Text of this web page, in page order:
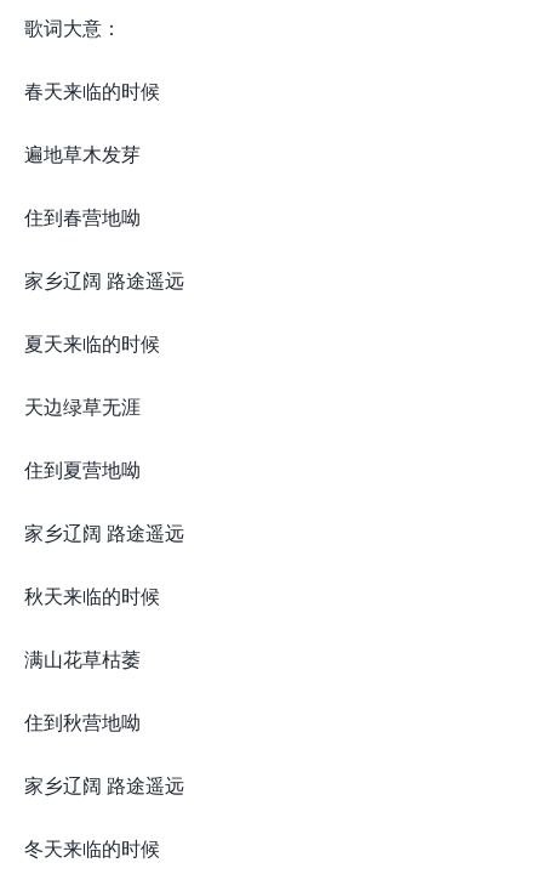
歌词大意：
春天来临的时候
遍地草木发芽
住到春营地呦
家乡辽阔 路途遥远
夏天来临的时候
天边绿草无涯
住到夏营地呦
家乡辽阔 路途遥远
秋天来临的时候
满山花草枯萎
住到秋营地呦
家乡辽阔 路途遥远
冬天来临的时候